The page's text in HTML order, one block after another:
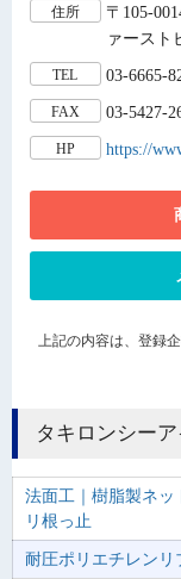
住所
〒105-
ァースト
TEL 03-6665-
FAX 03-5427-
HP https://
上記の内容は、登録
タキロンシー
法面工｜樹脂製ネッ
リ根っ止
耐圧ポリエチレン